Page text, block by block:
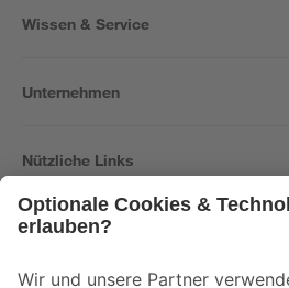
Wissen & Service
Unternehmen
Nützliche Links
Der toom Newsletter: Keine Angebote und